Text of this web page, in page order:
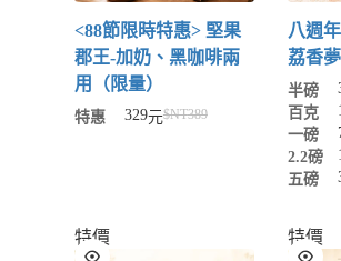
<88節限時特惠> 堅果
郡王-加奶、黑咖啡兩
用（限量）
特惠 329元$NT389
八週
荔香夢
半磅
百克
一磅
2.2磅
五磅
特價 特價